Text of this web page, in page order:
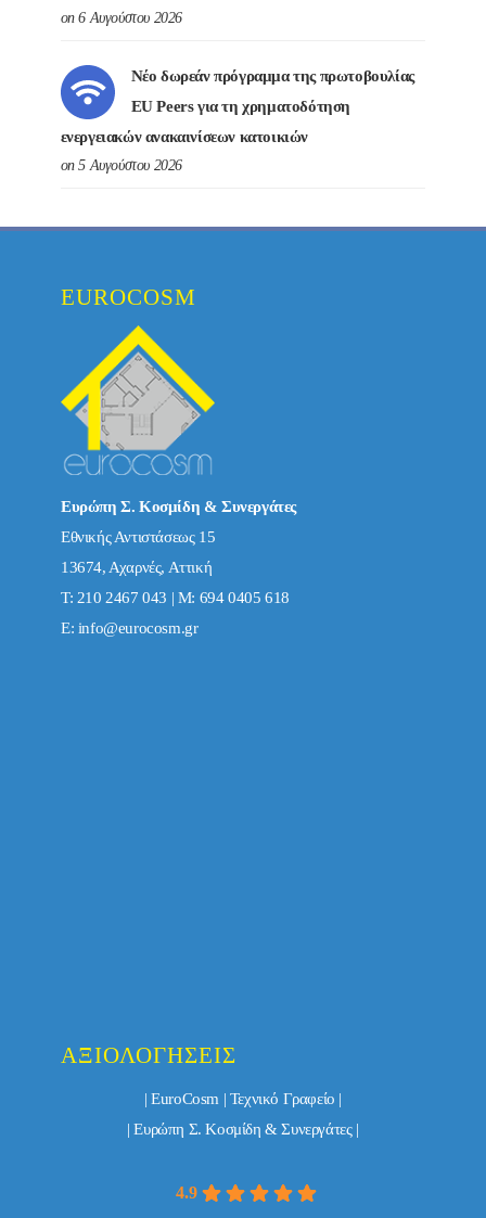
on 6 Αυγούστου 2026
Νέο δωρεάν πρόγραμμα της πρωτοβουλίας
EU Peers για τη χρηματοδότηση
ενεργειακών ανακαινίσεων κατοικιών
on 5 Αυγούστου 2026
EUROCOSM
Ευρώπη Σ. Κοσμίδη & Συνεργάτες
Εθνικής Αντιστάσεως 15
13674, Αχαρνές, Αττική
Τ: 210 2467 043 | Μ: 694 0405 618
E: info@eurocosm.gr
ΑΞΙΟΛΟΓΉΣΕΙΣ
| EuroCosm | Τεχνικό Γραφείο |
| Ευρώπη Σ. Κοσμίδη & Συνεργάτες |
4.9